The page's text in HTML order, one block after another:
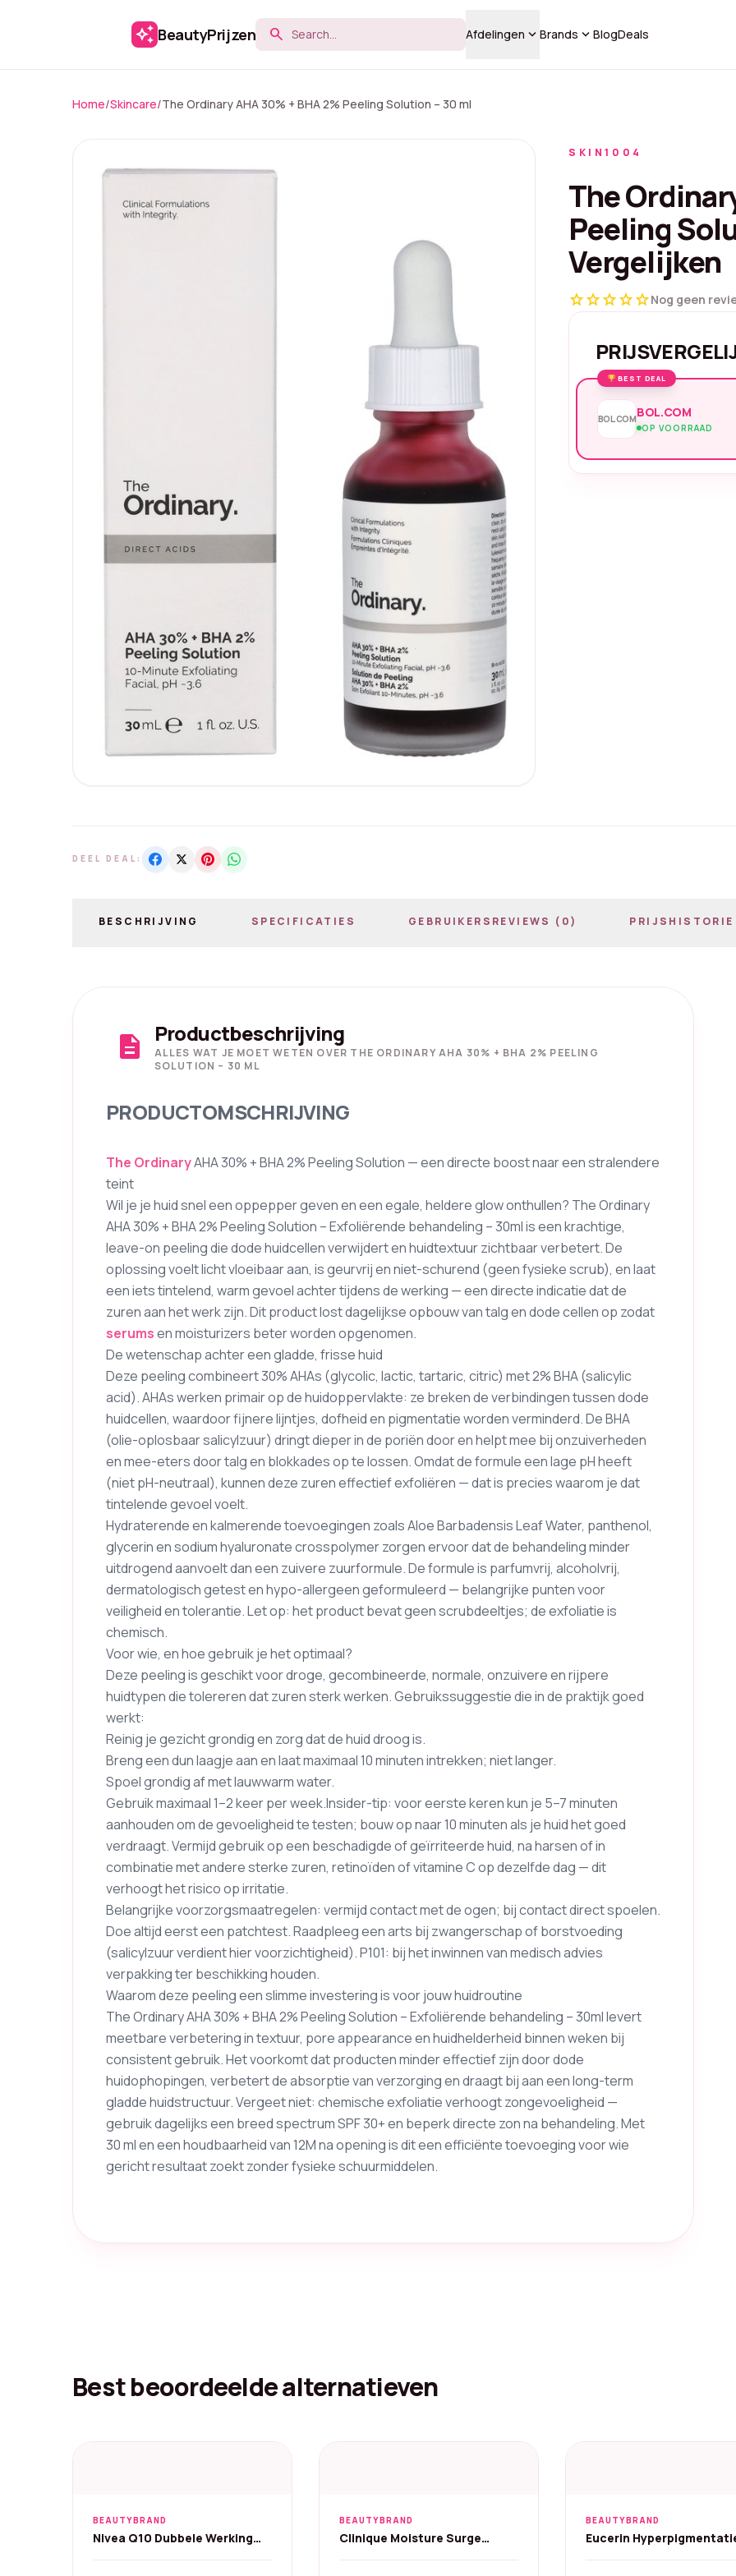
auto_awesome BeautyPrijzen search Afdelingen keyboard_arrow_downBrands keyboard_arrow_downBlogDeals
Home/Skincare/The Ordinary AHA 30% + BHA 2% Peeling Solution – 30 ml
SKIN1004
The
Peeling
Vergelijken
starstarstarstarstarNog geen
BEST DEAL
BOL.COMBOL.COM
OP VOORRAAD
DEEL DEAL:
BESCHRIJVING SPECIFICATIES GEBRUIKERSREVIEWS (0) PRIJSHISTORIE
description Productbeschrijving
ALLES WAT JE MOET WETEN OVER THE ORDINARY AHA 30% + BHA 2% PEELING
SOLUTION – 30 ML
PRODUCTOMSCHRIJVING
The OrdinaryAHA 30% + BHA 2% Peeling Solution — een directe boost naar een stralendere
teint
Wil je je huid snel een oppepper geven en een egale, heldere glow onthullen? The Ordinary
AHA 30% + BHA 2% Peeling Solution – Exfoliërende behandeling – 30ml is een krachtige,
leave-on peeling die dode huidcellen verwijdert en huidtextuur zichtbaar verbetert. De
oplossing voelt licht vloeibaar aan, is geurvrij en niet-schurend (geen fysieke scrub), en laat
een iets tintelend, warm gevoel achter tijdens de werking — een directe indicatie dat de
zuren aan het werk zijn. Dit product lost dagelijkse opbouw van talg en dode cellen op zodat
serumsen moisturizers beter worden opgenomen.
De wetenschap achter een gladde, frisse huid
Deze peeling combineert 30% AHAs (glycolic, lactic, tartaric, citric) met 2% BHA (salicylic
acid). AHAs werken primair op de huidoppervlakte: ze breken de verbindingen tussen dode
huidcellen, waardoor fijnere lijntjes, dofheid en pigmentatie worden verminderd. De BHA
(olie-oplosbaar salicylzuur) dringt dieper in de poriën door en helpt mee bij onzuiverheden
en mee-eters door talg en blokkades op te lossen. Omdat de formule een lage pH heeft
(niet pH-neutraal), kunnen deze zuren effectief exfoliëren — dat is precies waarom je dat
tintelende gevoel voelt.
Hydraterende en kalmerende toevoegingen zoals Aloe Barbadensis Leaf Water, panthenol,
glycerin en sodium hyaluronate crosspolymer zorgen ervoor dat de behandeling minder
uitdrogend aanvoelt dan een zuivere zuurformule. De formule is parfumvrij, alcoholvrij,
dermatologisch getest en hypo-allergeen geformuleerd — belangrijke punten voor
veiligheid en tolerantie. Let op: het product bevat geen scrubdeeltjes; de exfoliatie is
chemisch.
Voor wie, en hoe gebruik je het optimaal?
Deze peeling is geschikt voor droge, gecombineerde, normale, onzuivere en rijpere
huidtypen die tolereren dat zuren sterk werken. Gebruikssuggestie die in de praktijk goed
werkt:
Reinig je gezicht grondig en zorg dat de huid droog is.
Breng een dun laagje aan en laat maximaal 10 minuten intrekken; niet langer.
Spoel grondig af met lauwwarm water.
Gebruik maximaal 1–2 keer per week.Insider-tip: voor eerste keren kun je 5–7 minuten
aanhouden om de gevoeligheid te testen; bouw op naar 10 minuten als je huid het goed
verdraagt. Vermijd gebruik op een beschadigde of geïrriteerde huid, na harsen of in
combinatie met andere sterke zuren, retinoïden of vitamine C op dezelfde dag — dit
verhoogt het risico op irritatie.
Belangrijke voorzorgsmaatregelen: vermijd contact met de ogen; bij contact direct spoelen.
Doe altijd eerst een patchtest. Raadpleeg een arts bij zwangerschap of borstvoeding
(salicylzuur verdient hier voorzichtigheid). P101: bij het inwinnen van medisch advies
verpakking ter beschikking houden.
Waarom deze peeling een slimme investering is voor jouw huidroutine
The Ordinary AHA 30% + BHA 2% Peeling Solution – Exfoliërende behandeling – 30ml levert
meetbare verbetering in textuur, pore appearance en huidhelderheid binnen weken bij
consistent gebruik. Het voorkomt dat producten minder effectief zijn door dode
huidophopingen, verbetert de absorptie van verzorging en draagt bij aan een long-term
gladde huidstructuur. Vergeet niet: chemische exfoliatie verhoogt zongevoeligheid —
gebruik dagelijks een breed spectrum SPF 30+ en beperk directe zon na behandeling. Met
30 ml en een houdbaarheid van 12M na opening is dit een efficiënte toevoeging voor wie
gericht resultaat zoekt zonder fysieke schuurmiddelen.
Best beoordeelde alternatieven
BEAUTYBRAND
Nivea Q10 Dubbele Werking
BEAUTYBRAND
Clinique Moisture Surge
BEAUTYBRAND
Eucerin